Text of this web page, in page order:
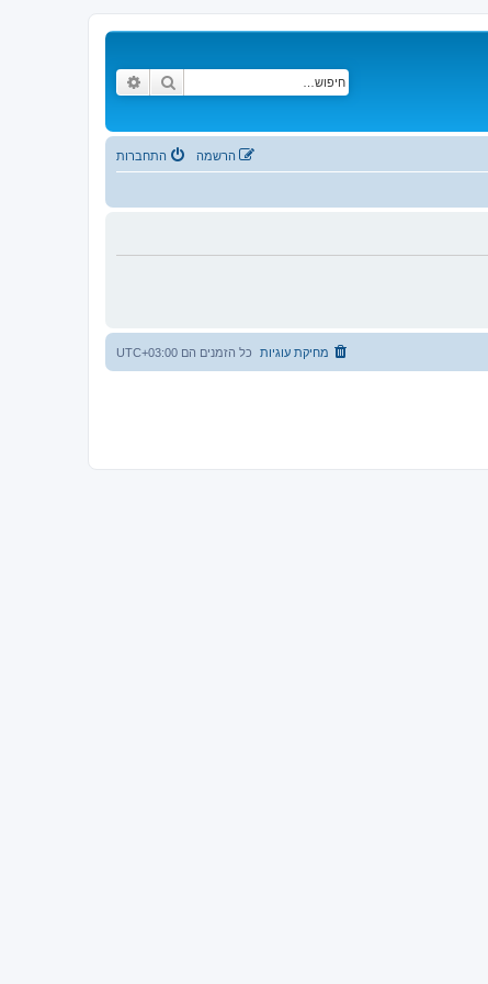
חיפוש
התחברות הרשמה
כל הזמנים הם UTC+03:00 מחיקת עוגיות